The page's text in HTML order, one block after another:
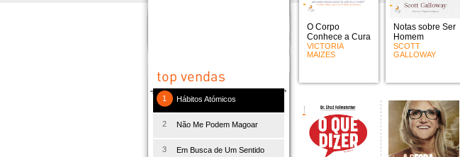
1 Hábitos Atómicos
2 Não Me Podem Magoar
3 Em Busca de Um Sentido
O Corpo
Conhece a Cura
VICTORIA
MAIZES
Notas sobre Ser
Homem
SCOTT
GALLOWAY